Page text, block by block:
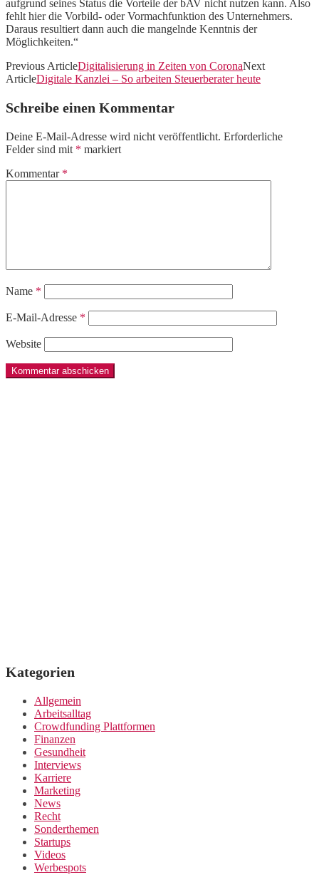
aufgrund seines Status die Vorteile der bAV nicht nutzen kann. Also
fehlt hier die Vorbild- oder Vormachfunktion des Unternehmers.
Daraus resultiert dann auch die mangelnde Kenntnis der
Möglichkeiten.“
Previous ArticleDigitalisierung in Zeiten von CoronaNext
ArticleDigitale Kanzlei – So arbeiten Steuerberater heute
Schreibe einen Kommentar
Deine E-Mail-Adresse wird nicht veröffentlicht. Erforderliche
Felder sind mit * markiert
Kommentar *
Name *
E-Mail-Adresse *
Website
Kategorien
Allgemein
Arbeitsalltag
Crowdfunding Plattformen
Finanzen
Gesundheit
Interviews
Karriere
Marketing
News
Recht
Sonderthemen
Startups
Videos
Werbespots